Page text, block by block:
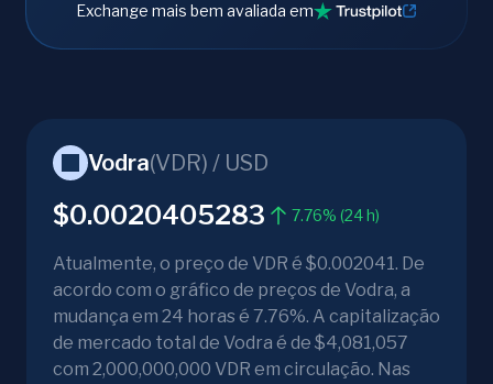
Exchange mais bem avaliada em
Vodra(VDR) / USD
$0.0020405283 7.76% (24 h)
Atualmente, o preço de VDR é $0.002041. De
acordo com o gráfico de preços de Vodra, a
mudança em 24 horas é 7.76%. A capitalização
de mercado total de Vodra é de $4,081,057
com 2,000,000,000 VDR em circulação. Nas